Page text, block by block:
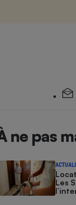
ne pas
Les